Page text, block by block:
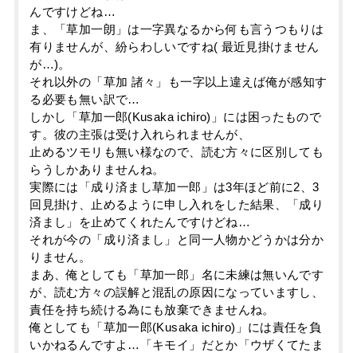
んですけどね…
ま、「草加一朗」は一字異なるから何も言うつもりは
有りませんが、紛らわしいですね( 最近見掛けません
が…)。
それ以外の「草加 諸々」も一字以上違えば俺が感知す
る必要も無い訳で…
しかし「草加一郎(Kusaka ichiro)」には困ったもので
す。彼の主張は受け入れられませんが、
止めるツモリも無い様なので、読む方々に区別しても
らうしかありませんね。
実際には「成り済まし草加一郎」は3年ほど前に2、3
回見掛け、止めるように申し入れをした結果、「成り
済まし」を止めてくれたんですけどね…
それが今の「成り済まし」と同一人物かどうかは分か
りません。
まあ、俺としても「草加一郎」名に未練は無いんです
が、読む方々の誤解と混乱の原因になっていますし、
責任を持ち続ける為にも放棄できませんね。
俺としても「草加一郎(Kusaka ichiro)」には責任を負
いかねるんですよ…「キモイ」だとか「ウザくてたま